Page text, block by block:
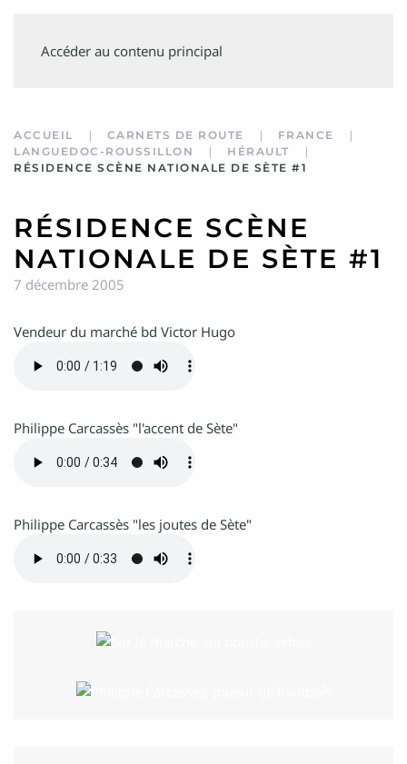
Accéder au contenu principal
MINVIELLE
ACCUEIL CARNETS DE ROUTE
FRANCE
LANGUEDOC-ROUSSILLON
HÉRAULT
RÉSIDENCE SCÈNE NATIONALE DE SÈTE #1
RÉSIDENCE SCÈNE
NATIONALE DE SÈTE #1
7 décembre 2005
Vendeur du marché bd Victor Hugo
Philippe Carcassès "l'accent de Sète"
Philippe Carcassès "les joutes de Sète"